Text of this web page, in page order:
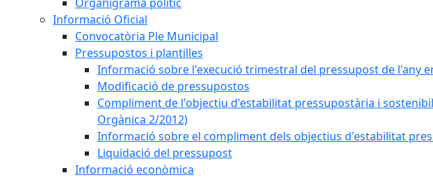
Informació Oficial
Convocatòria Ple Municipal
Pressupostos i plantilles
Informació sobre l'execució trimestral del pressupost de l'any
Modificació de pressupostos
Compliment de l'objectiu d'estabilitat pressupostària i
Orgànica 2/2012)
Informació sobre el compliment dels objectius d'estabilitat
Liquidació del pressupost
Informació econòmica